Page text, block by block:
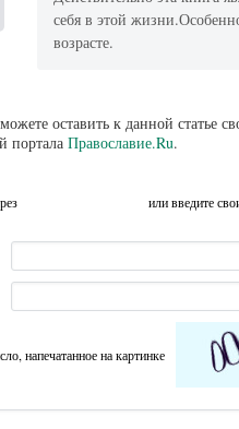
себя в этой
возрасте.
оставить к данной
портала Православие.Ru.
или введите
напечатанное на картинке